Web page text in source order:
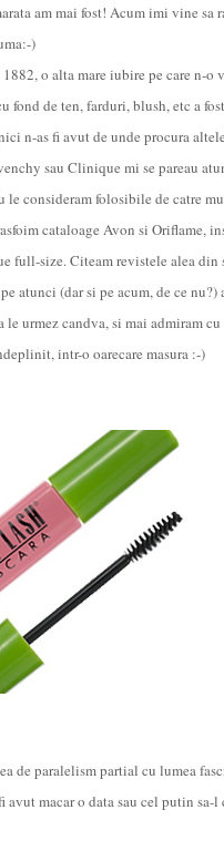
am mai fost! Acum imi vine sa
)
o alta mare iubire pe care n-
de ten, farduri, blush, etc a
n-as fi avut de unde procura
sau Clinique mi se pareau
consideram folosibile de catre
cataloage Avon si Oriflame,
size. Citeam revistele alea din
atunci (dar si pe acum, de ce nu?)
le urmez candva, si mai admiram
intr-o oarecare masura :-)
de paralelism partial cu lumea
avut macar o data sau cel putin sa-